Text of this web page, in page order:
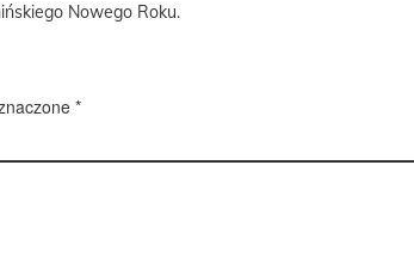
Nowego Roku.
*